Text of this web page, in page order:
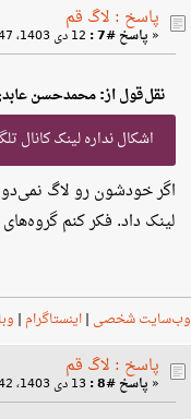
پاسخ : لاگ قم
« پاسخ #7 :
نقل‌قول از: محمدحسن عابدی در 11 دی 1403،
اشکال نداره لینک کانال
اگر خودشون رو لاگ
لینک داد. فکر کنم
وب‌سایت شخصی |اینستاگرام |
پاسخ : لاگ قم
« پاسخ #8 :